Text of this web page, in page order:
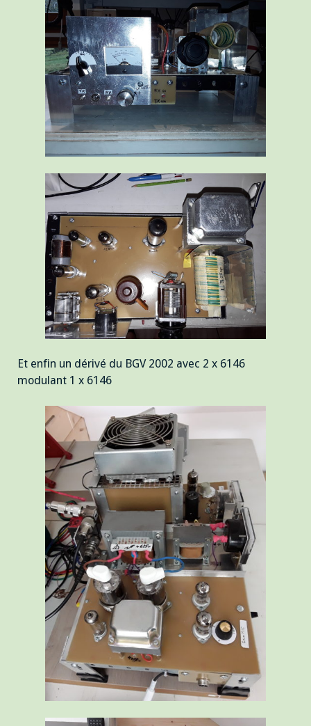
Et enfin un dérivé du BGV 2002 avec 2 x 6146
modulant 1 x 6146